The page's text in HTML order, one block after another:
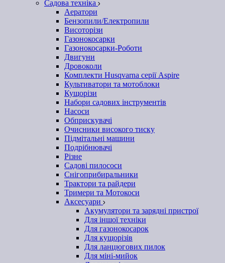
Садова техніка
Аератори
Бензопили/Електропили
Висоторізи
Газонокосарки
Газонокосарки-Роботи
Двигуни
Дровоколи
Комплекти Husqvarna серії Aspire
Культиватори та мотоблоки
Кущорізи
Набори садових інструментів
Насоси
Обприскувачі
Очисники високого тиску
Підмітальні машини
Подрібнювачі
Різне
Садові пилососи
Снігоприбиральники
Трактори та райдери
Тримери та Мотокоси
Аксесуари
Акумулятори та зарядні пристрої
Для іншої техніки
Для газонокосарок
Для кущорізів
Для ланцюгових пилок
Для міні-мийок